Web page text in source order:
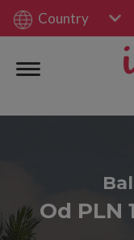
Country
Od PLN